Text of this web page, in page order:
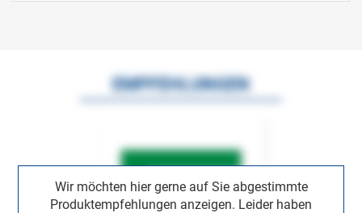
Wir möchten hier gerne auf Sie abgestimmte
Produktempfehlungen anzeigen. Leider haben
EMPFEHLUNGEN